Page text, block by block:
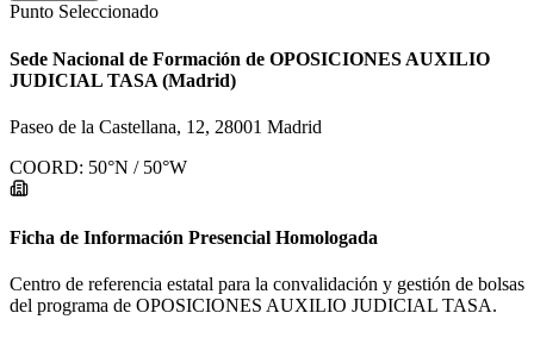
Punto Seleccionado
Sede Nacional de Formación de OPOSICIONES AUXILIO
JUDICIAL TASA (Madrid)
Paseo de la Castellana, 12, 28001 Madrid
COORD: 50°N / 50°W
Ficha de Información Presencial Homologada
Centro de referencia estatal para la convalidación y gestión de bolsas
del programa de OPOSICIONES AUXILIO JUDICIAL TASA.